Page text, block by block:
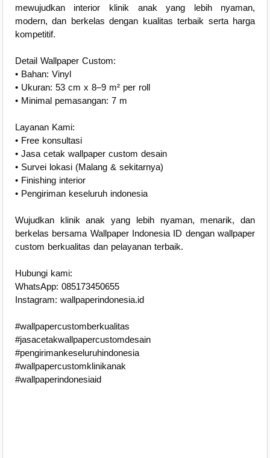
mewujudkan interior klinik anak yang lebih nyaman,
modern, dan berkelas dengan kualitas terbaik serta harga
kompetitif.
Detail Wallpaper Custom:
• Bahan: Vinyl
• Ukuran: 53 cm x 8–9 m² per roll
• Minimal pemasangan: 7 m
Layanan Kami:
• Free konsultasi
• Jasa cetak wallpaper custom desain
• Survei lokasi (Malang & sekitarnya)
• Finishing interior
• Pengiriman keseluruh indonesia
Wujudkan klinik anak yang lebih nyaman, menarik, dan
berkelas bersama Wallpaper Indonesia ID dengan wallpaper
custom berkualitas dan pelayanan terbaik.
Hubungi kami:
WhatsApp: 085173450655
Instagram: wallpaperindonesia.id
#wallpapercustomberkualitas
#jasacetakwallpapercustomdesain
#pengirimankeseluruhindonesia
#wallpapercustomklinikanak
#wallpaperindonesiaid